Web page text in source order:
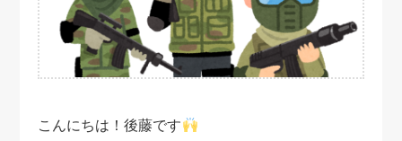
こんにちは！後藤です